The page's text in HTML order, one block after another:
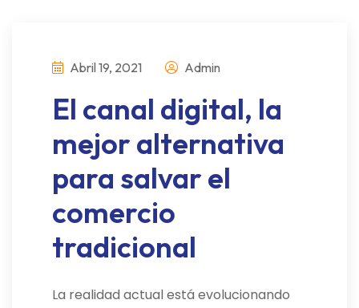
Abril 19, 2021 Admin
El canal digital, la
mejor alternativa
para salvar el
comercio
tradicional
La realidad actual está evolucionando